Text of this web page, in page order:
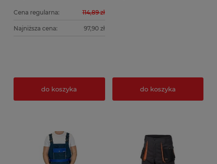
Cena regularna: 114,89 zł
Najniższa cena: 97,90 zł
do koszyka do koszyka